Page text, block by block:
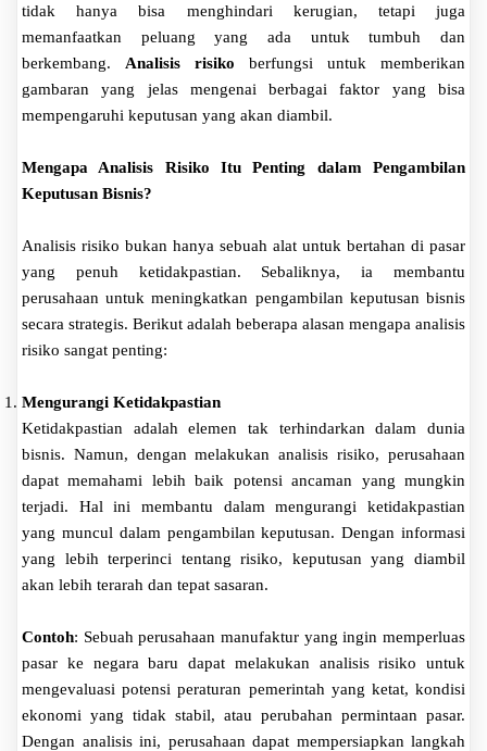
tidak hanya bisa menghindari kerugian, tetapi juga
memanfaatkan peluang yang ada untuk tumbuh dan
berkembang. Analisis risiko berfungsi untuk memberikan
gambaran yang jelas mengenai berbagai faktor yang bisa
mempengaruhi keputusan yang akan diambil.
Mengapa Analisis Risiko Itu Penting dalam Pengambilan
Keputusan Bisnis?
Analisis risiko bukan hanya sebuah alat untuk bertahan di pasar
yang penuh ketidakpastian. Sebaliknya, ia membantu
perusahaan untuk meningkatkan pengambilan keputusan bisnis
secara strategis. Berikut adalah beberapa alasan mengapa analisis
risiko sangat penting:
Mengurangi Ketidakpastian
Ketidakpastian adalah elemen tak terhindarkan dalam dunia
bisnis. Namun, dengan melakukan analisis risiko, perusahaan
dapat memahami lebih baik potensi ancaman yang mungkin
terjadi. Hal ini membantu dalam mengurangi ketidakpastian
yang muncul dalam pengambilan keputusan. Dengan informasi
yang lebih terperinci tentang risiko, keputusan yang diambil
akan lebih terarah dan tepat sasaran.
Contoh: Sebuah perusahaan manufaktur yang ingin memperluas
pasar ke negara baru dapat melakukan analisis risiko untuk
mengevaluasi potensi peraturan pemerintah yang ketat, kondisi
ekonomi yang tidak stabil, atau perubahan permintaan pasar.
Dengan analisis ini, perusahaan dapat mempersiapkan langkah